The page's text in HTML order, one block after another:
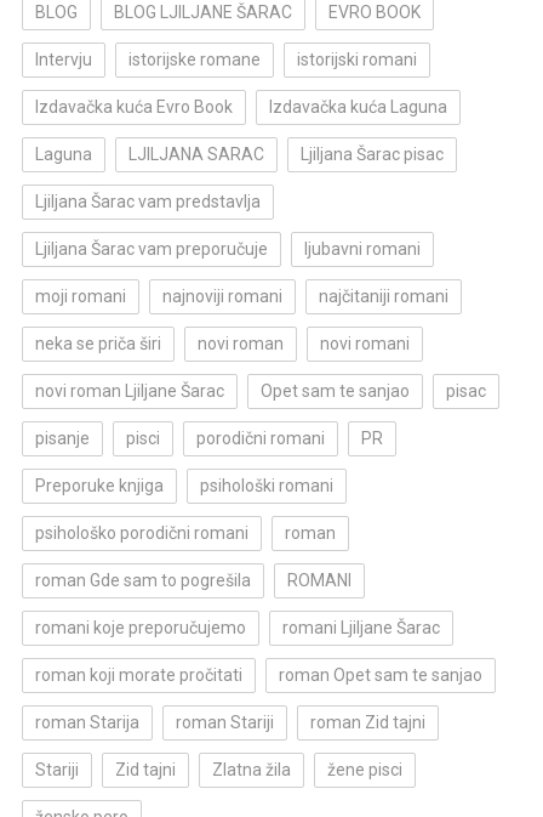
BLOG BLOG LJILJANE ŠARAC EVRO BOOK
Intervju istorijske romane istorijski romani
Izdavačka kuća Evro Book Izdavačka kuća Laguna
Laguna LJILJANA SARAC Ljiljana Šarac pisac
Ljiljana Šarac vam predstavlja
Ljiljana Šarac vam preporučuje ljubavni romani
moji romani najnoviji romani najčitaniji romani
neka se priča širi novi roman novi romani
novi roman Ljiljane Šarac Opet sam te sanjao pisac
pisanje pisci porodični romani PR
Preporuke knjiga psihološki romani
psihološko porodični romani roman
roman Gde sam to pogrešila ROMANI
romani koje preporučujemo romani Ljiljane Šarac
roman koji morate pročitati roman Opet sam te sanjao
roman Starija roman Stariji roman Zid tajni
Stariji Zid tajni Zlatna žila žene pisci